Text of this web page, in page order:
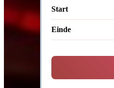
Start
Einde